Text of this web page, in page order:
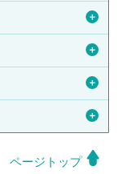
＋
＋
＋
＋
ページトップ